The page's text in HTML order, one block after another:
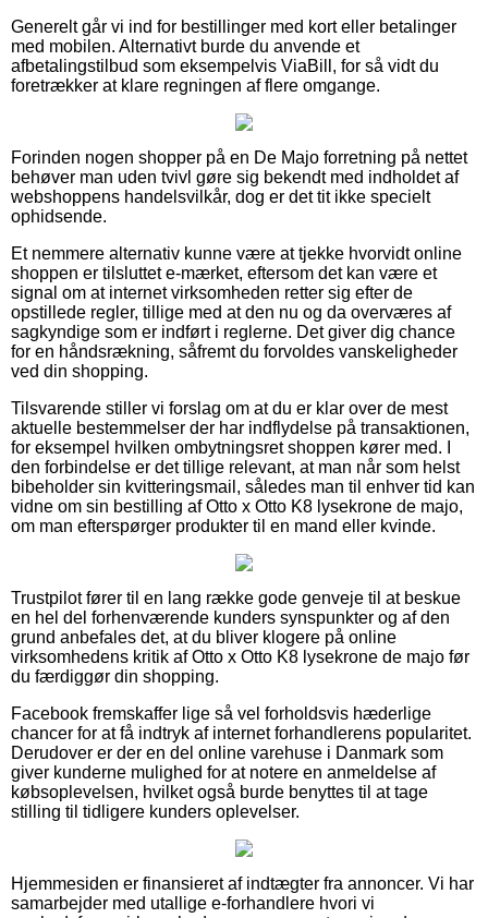
Generelt går vi ind for bestillinger med kort eller betalinger
med mobilen. Alternativt burde du anvende et
afbetalingstilbud som eksempelvis ViaBill, for så vidt du
foretrækker at klare regningen af flere omgange.
Forinden nogen shopper på en De Majo forretning på nettet
behøver man uden tvivl gøre sig bekendt med indholdet af
webshoppens handelsvilkår, dog er det tit ikke specielt
ophidsende.
Et nemmere alternativ kunne være at tjekke hvorvidt online
shoppen er tilsluttet e-mærket, eftersom det kan være et
signal om at internet virksomheden retter sig efter de
opstillede regler, tillige med at den nu og da overværes af
sagkyndige som er indført i reglerne. Det giver dig chance
for en håndsrækning, såfremt du forvoldes vanskeligheder
ved din shopping.
Tilsvarende stiller vi forslag om at du er klar over de mest
aktuelle bestemmelser der har indflydelse på transaktionen,
for eksempel hvilken ombytningsret shoppen kører med. I
den forbindelse er det tillige relevant, at man når som helst
bibeholder sin kvitteringsmail, således man til enhver tid kan
vidne om sin bestilling af Otto x Otto K8 lysekrone de majo,
om man efterspørger produkter til en mand eller kvinde.
Trustpilot fører til en lang række gode genveje til at beskue
en hel del forhenværende kunders synspunkter og af den
grund anbefales det, at du bliver klogere på online
virksomhedens kritik af Otto x Otto K8 lysekrone de majo før
du færdiggør din shopping.
Facebook fremskaffer lige så vel forholdsvis hæderlige
chancer for at få indtryk af internet forhandlerens popularitet.
Derudover er der en del online varehuse i Danmark som
giver kunderne mulighed for at notere en anmeldelse af
købsoplevelsen, hvilket også burde benyttes til at tage
stilling til tidligere kunders oplevelser.
Hjemmesiden er finansieret af indtægter fra annoncer. Vi har
samarbejder med utallige e-forhandlere hvori vi